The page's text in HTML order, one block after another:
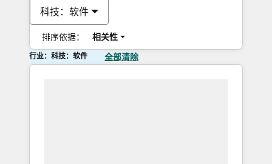
科技：软件
排序依据： 相关性
行业：科技：软件 全部清除